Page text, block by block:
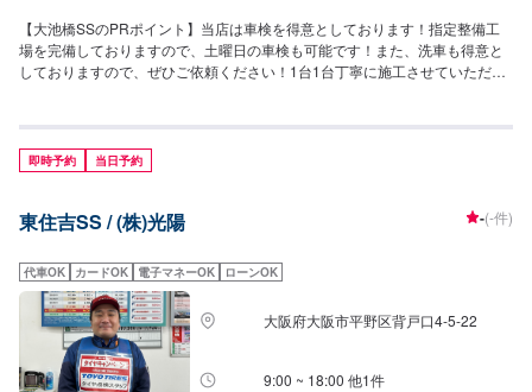
【大池橋SSのPRポイント】当店は車検を得意としております！指定整備工
場を完備しておりますので、土曜日の車検も可能です！また、洗車も得意と
しておりますので、ぜひご依頼ください！1台1台丁寧に施工させていただき
ンペーン情報】エネオスアプリ入会で、ガソリン・軽油が5円引きで給油可能
です！【サービスルームの詳細】・椅子・トイレ・ゴミ箱・自販機・喫煙室
をご用意しております。お待ちの際などにご利用ください！【資格保持者が
在籍しておりますので、ハイレベルな施工が可能です！【アクセス】当店は
でございます。また、「ロート製薬株式会社大阪本社」様が向かいにありま
す。
即時予約 当日予約
東住吉SS / (株)光陽 -(-件)
代車OK カードOK 電子マネーOK ローンOK
大阪府大阪市平野区背戸口4-5-22
9:00 ~ 18:00 他1件